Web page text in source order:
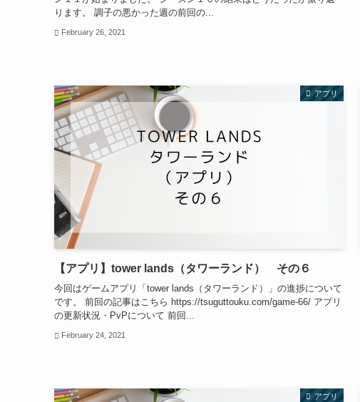
ります。 調子の悪かった週の前回の...
February 26, 2021
アプリ
【アプリ】tower lands（タワーランド） その６
今回はゲームアプリ「tower lands（タワーランド）」の進捗について
です。 前回の記事はこちら https://tsuguttouku.com/game-66/ アプリ
の更新状況・PvPについて 前回...
February 24, 2021
アプリ